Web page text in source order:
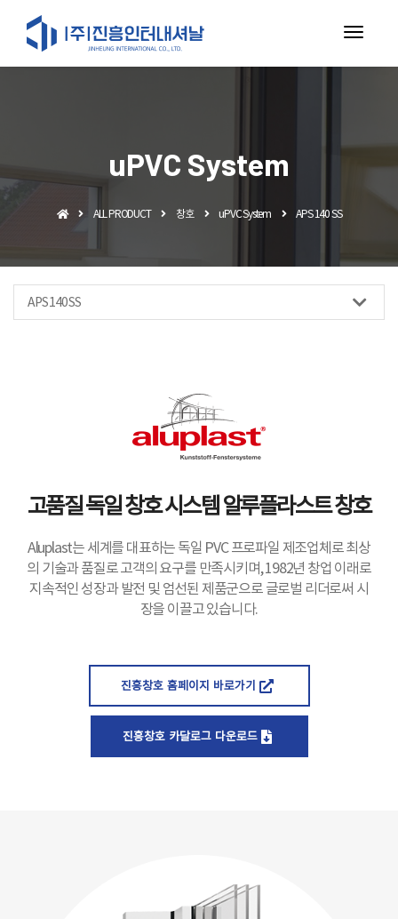
uPVC System
ALL PRODUCT 창호 uPVC System APS 140 SS
APS 140 SS
고품질 독일 창호 시스템 알루플라스트 창호
Aluplast는 세계를 대표하는 독일 PVC 프로파일 제조업체로 최상
의 기술과 품질로 고객의 요구를 만족시키며, 1982년 창업 이래로
지속적인 성장과 발전 및 엄선된 제품군으로 글로벌 리더로써 시
장을 이끌고 있습니다.
진흥창호 홈페이지 바로가기
진흥창호 카달로그 다운로드